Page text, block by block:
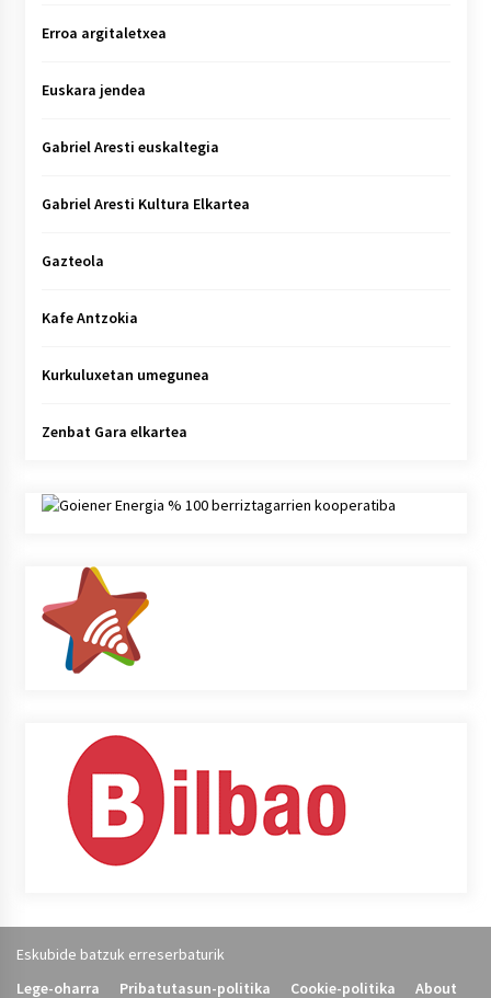
Erroa argitaletxea
Euskara jendea
Gabriel Aresti euskaltegia
Gabriel Aresti Kultura Elkartea
Gazteola
Kafe Antzokia
Kurkuluxetan umegunea
Zenbat Gara elkartea
Eskubide batzuk erreserbaturik
Lege-oharra
Pribatutasun-politika Cookie-politika About